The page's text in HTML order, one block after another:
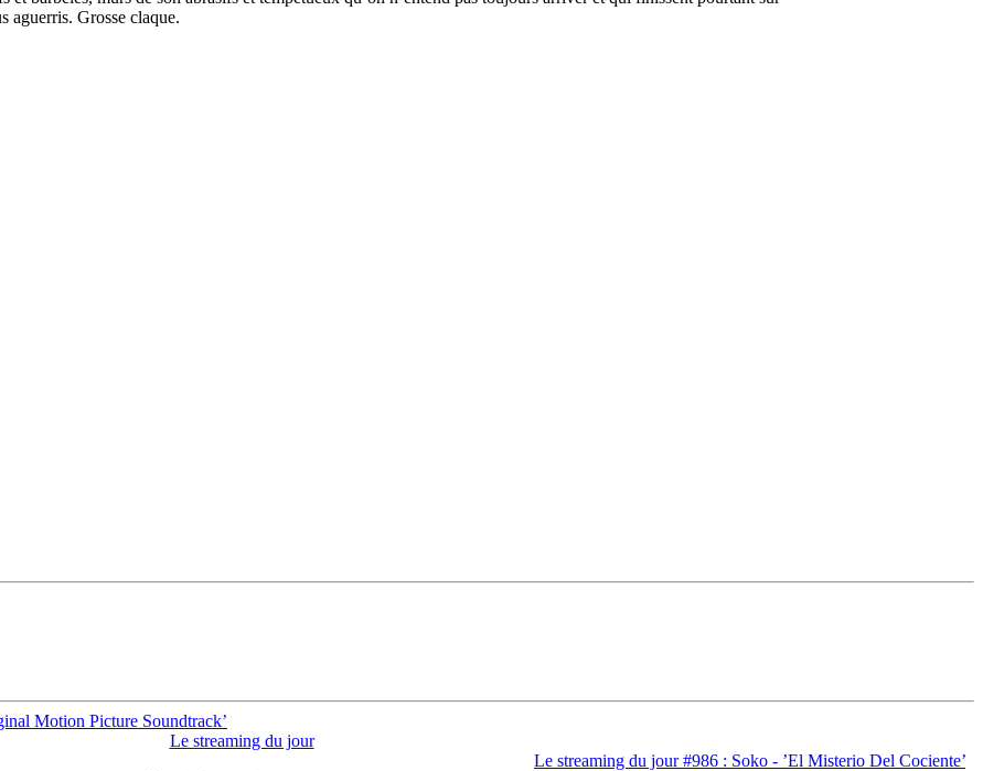
aguerris. Grosse claque.
Motion Picture Soundtrack’
Le streaming du jour
Le streaming du jour #986 : Soko - ’El Misterio Del Cociente’